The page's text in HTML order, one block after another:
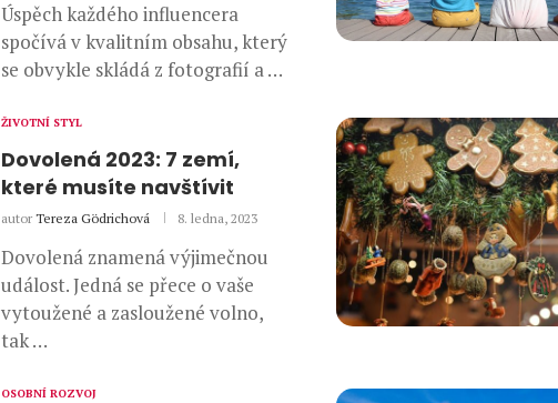
Úspěch každého influencera
spočívá v kvalitním obsahu, který
se obvykle skládá z fotografií a …
ŽIVOTNÍ STYL
Dovolená 2023: 7 zemí,
které musíte navštívit
autor Tereza Gödrichová 8. ledna, 2023
Dovolená znamená výjimečnou
událost. Jedná se přece o vaše
vytoužené a zasloužené volno,
tak …
OSOBNÍ ROZVOJ